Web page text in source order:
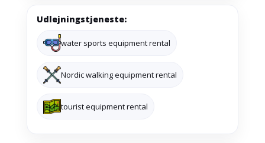
Udlejningstjeneste:
water sports equipment rental
Nordic walking equipment rental
tourist equipment rental